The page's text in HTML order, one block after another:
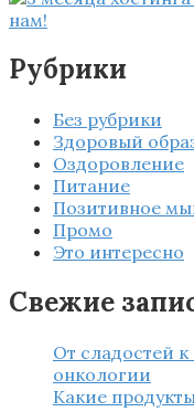
Рубрики
Без рубрики
Здоровый
Оздоровление
Питание
Позитивное
Промо
Это интересно
Свежие
От сладостей к
онкологии
Какие